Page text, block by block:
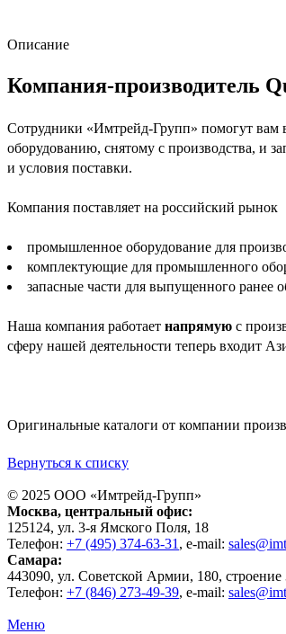
Описание
Компания-производитель
Сотрудники «Имтрейд-Групп» помогут вам
оборудованию, снятому с производства, и
и условия поставки.
Компания поставляет на российский рынок
промышленное оборудование для
комплектующие для промышленного
запасные части для выпущенного ранее
Наша компания работает напрямую с
сферу нашей деятельности теперь входит
Оригинальные каталоги от компании
Вернуться к списку
© 2025 ООО «Имтрейд-Групп»
Москва, центральный офис:
125124, ул. 3-я Ямского Поля, 18
Телефон: +7 (495) 374-63-31 , e-mail:
Самара:
443090, ул. Советской Армии, 180, строение
Телефон: +7 (846) 273-49-39, e-mail:
Меню